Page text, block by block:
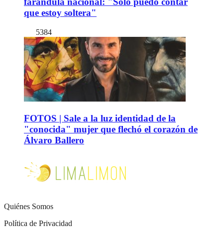
que estoy soltera"
5384
FOTOS | Sale a la luz identidad de la
"conocida" mujer que flechó el corazón de
Álvaro Ballero
Quiénes Somos
Política de Privacidad